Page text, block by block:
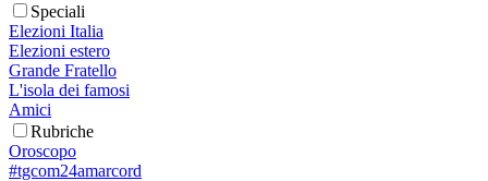
Speciali
Elezioni Italia
Elezioni estero
Grande Fratello
L'isola dei famosi
Amici
Rubriche
Oroscopo
#tgcom24amarcord